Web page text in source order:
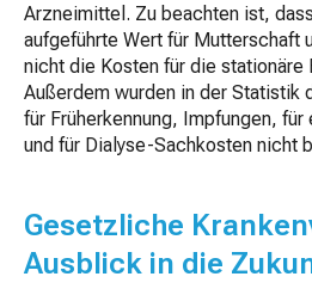
Arzneimittel. Zu beachten ist,
aufgeführte Wert für Mutterschaft
nicht die Kosten für die stationäre
Außerdem wurden in der Statistik
für Früherkennung, Impfungen,
und für Dialyse-Sachkosten nicht
Gesetzliche
Ausblick in die